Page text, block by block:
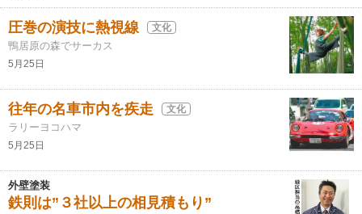
圧巻の演技に熱視線 文化
鴨居原の森でサーカス
5月25日
往年の名車市内を疾走 文化
ラリーヨコハマ
5月25日
外壁塗装
鉄則は”３社以上の相見積もり”